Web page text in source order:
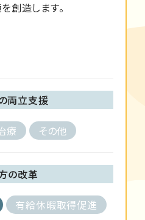
創造します。
両立支援
療 その他
の改革
有給休暇取得促進